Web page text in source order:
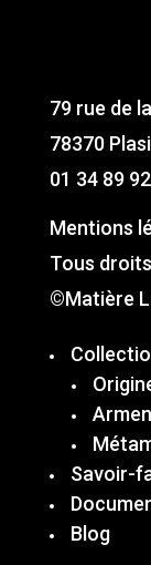
79 rue de
78370
01 34 89
Mentions
Tous
©Matière
Armen
Savoir-
Blog